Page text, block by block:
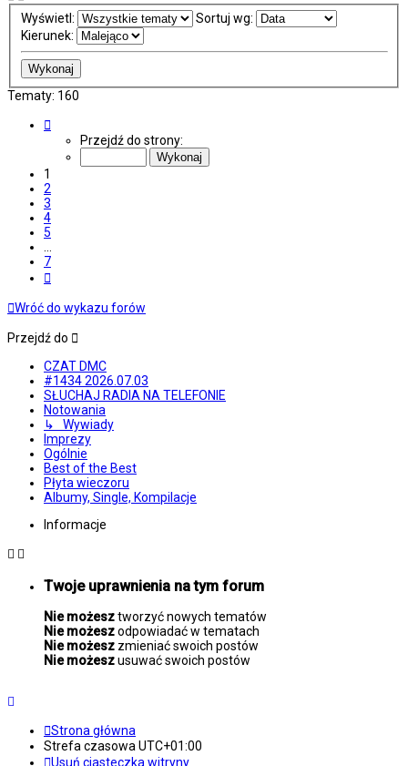
Wyświetl:
Sortuj wg:
Kierunek:
Tematy: 160
Przejdź do strony:
1
2
3
4
5
7
Wróć do wykazu forów
Przejdź do
CZAT DMC
#1434 2026.07.03
SŁUCHAJ RADIA NA TELEFONIE
Notowania
↳ Wywiady
Imprezy
Ogólnie
Best of the Best
Płyta wieczoru
Albumy, Single, Kompilacje
Informacje
Twoje uprawnienia na tym forum
Nie możesztworzyć nowych tematów
Nie możeszodpowiadać w tematach
Nie możesz zmieniać swoich postów
Nie możeszusuwać swoich postów
Strona główna
Strefa czasowa UTC+01:00
Usuń ciasteczka witryny